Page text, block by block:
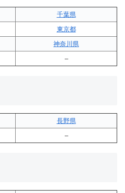
千葉県
東京都
神奈川県
–
長野県
–